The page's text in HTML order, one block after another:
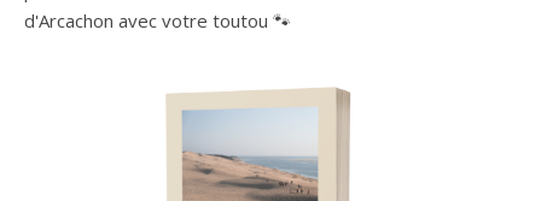
d'Arcachon avec votre toutou 🐾